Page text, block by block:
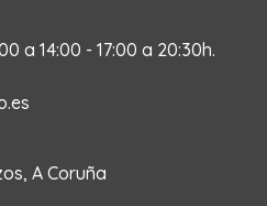
a 14:00 - 17:00 a 20:30h.
A Coruña